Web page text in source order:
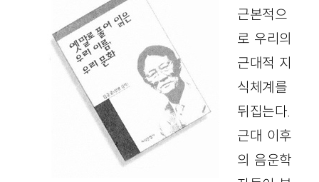
근본적으
로 우리의
근대적 지
식체계를
뒤집는다.
근대 이후
의 음운학